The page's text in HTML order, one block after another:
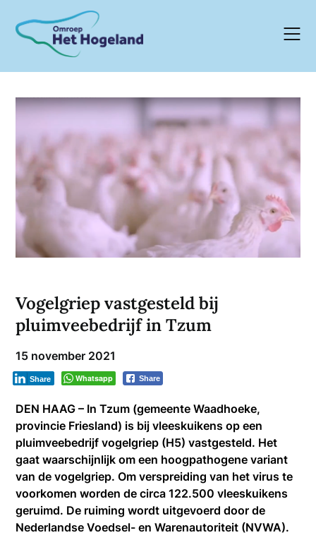
content
Vogelgriep vastgesteld bij
pluimveebedrijf in Tzum
15 november 2021
Whatsapp Share
Share
DEN HAAG – In Tzum (gemeente Waadhoeke,
provincie Friesland) is bij vleeskuikens op een
pluimveebedrijf vogelgriep (H5) vastgesteld. Het
gaat waarschijnlijk om een hoogpathogene variant
van de vogelgriep. Om verspreiding van het virus te
voorkomen worden de circa 122.500 vleeskuikens
geruimd. De ruiming wordt uitgevoerd door de
Nederlandse Voedsel- en Warenautoriteit (NVWA).